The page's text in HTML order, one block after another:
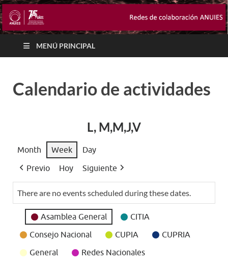
MENÚ PRINCIPAL
Calendario de actividades
L, M,M,J,V
Month Week
Day
Previo
Hoy Siguiente
There are no events scheduled during these dates.
Event
Categories
Asamblea General
CITIA
Consejo Nacional
CUPIA
CUPRIA
General
Redes Nacionales